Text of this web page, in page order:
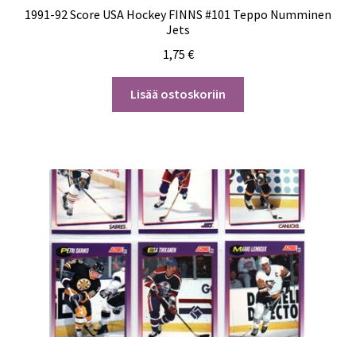
1991-92 Score USA Hockey FINNS #101 Teppo Numminen
Jets
1,75 €
Lisää ostoskoriin